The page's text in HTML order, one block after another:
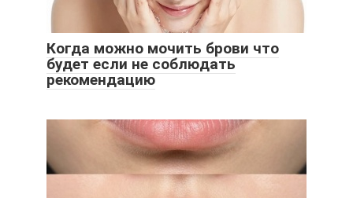
Когда можно мочить брови что
будет если не соблюдать
рекомендацию